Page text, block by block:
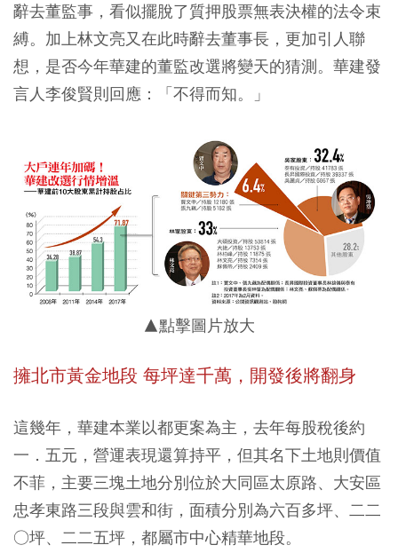
辭去董監事，看似擺脫了質押股票無表決權的法令束
縛。加上林文亮又在此時辭去董事長，更加引人聯
想，是否今年華建的董監改選將變天的猜測。華建發
言人李俊賢則回應：「不得而知。」
▲點擊圖片放大
擁北市黃金地段 每坪達千萬，開發後將翻身
這幾年，華建本業以都更案為主，去年每股稅後約
一．五元，營運表現還算持平，但其名下土地則價值
不菲，主要三塊土地分別位於大同區太原路、大安區
忠孝東路三段與雲和街，面積分別為六百多坪、二二
○坪、二二五坪，都屬市中心精華地段。